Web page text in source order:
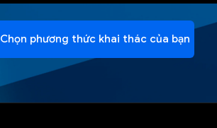
Chọn phương thức khai thác của bạn